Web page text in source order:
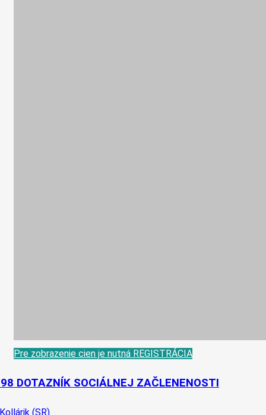
Pre zobrazenie cien je nutná REGISTRÁCIA
DOTAZNÍK SOCIÁLNEJ ZAČLENENOSTI
(SR)